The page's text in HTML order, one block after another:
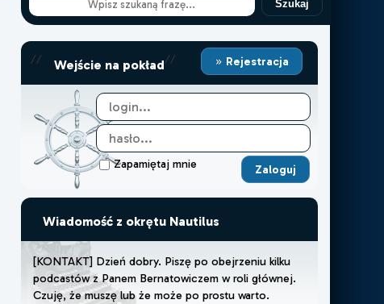
Szukaj
// Wejście na pokład// Rejestracja
Zapamiętaj mnie
Wiadomość z okrętu Nautilus
[KONTAKT] Dzień dobry. Piszę po obejrzeniu kilku
podcastów z Panem Bernatowiczem w roli głównej.
Czuję, że muszę lub że może po prostu warto.